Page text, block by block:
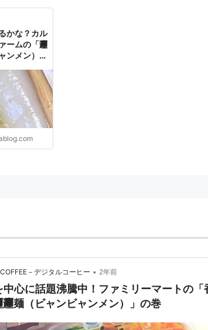
かな？カル
ームの「𰻞
ンメン）」
－デジタルコーヒー • 2年前
中心に話題沸騰中！ファミリーマートの「
麺（ビャンビャンメン）」の巻